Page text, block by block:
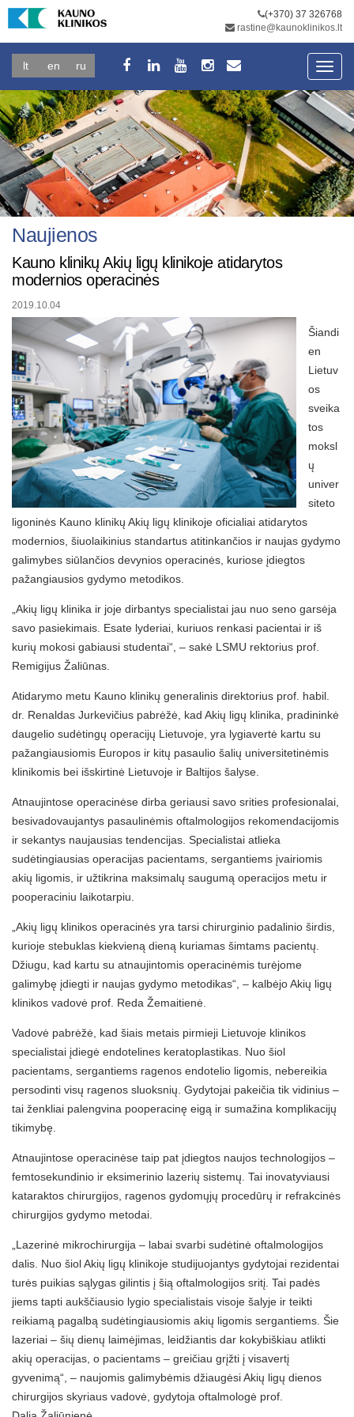
(+370) 37 326768
rastine@kaunoklinikos.lt
lt en ru
Naujienos
Kauno klinikų Akių ligų klinikoje atidarytos
modernios operacinės
2019.10.04
Šiandi
en
Lietuv
os
sveika
tos
moksl
ų
univer
siteto
ligoninės Kauno klinikų Akių ligų klinikoje oficialiai atidarytos
modernios, šiuolaikinius standartus atitinkančios ir naujas gydymo
galimybes siūlančios devynios operacinės, kuriose įdiegtos
pažangiausios gydymo metodikos.
„Akių ligų klinika ir joje dirbantys specialistai jau nuo seno garsėja
savo pasiekimais. Esate lyderiai, kuriuos renkasi pacientai ir iš
kurių mokosi gabiausi studentai“, – sakė LSMU rektorius prof.
Remigijus Žaliūnas.
Atidarymo metu Kauno klinikų generalinis direktorius prof. habil.
dr. Renaldas Jurkevičius pabrėžė, kad Akių ligų klinika, pradininkė
daugelio sudėtingų operacijų Lietuvoje, yra lygiavertė kartu su
pažangiausiomis Europos ir kitų pasaulio šalių universitetinėmis
klinikomis bei išskirtinė Lietuvoje ir Baltijos šalyse.
Atnaujintose operacinėse dirba geriausi savo srities profesionalai,
besivadovaujantys pasaulinėmis oftalmologijos rekomendacijomis
ir sekantys naujausias tendencijas. Specialistai atlieka
sudėtingiausias operacijas pacientams, sergantiems įvairiomis
akių ligomis, ir užtikrina maksimalų saugumą operacijos metu ir
pooperaciniu laikotarpiu.
„Akių ligų klinikos operacinės yra tarsi chirurginio padalinio širdis,
kurioje stebuklas kiekvieną dieną kuriamas šimtams pacientų.
Džiugu, kad kartu su atnaujintomis operacinėmis turėjome
galimybę įdiegti ir naujas gydymo metodikas“, – kalbėjo Akių ligų
klinikos vadovė prof. Reda Žemaitienė.
Vadovė pabrėžė, kad šiais metais pirmieji Lietuvoje klinikos
specialistai įdiegė endotelines keratoplastikas. Nuo šiol
pacientams, sergantiems ragenos endotelio ligomis, nebereikia
persodinti visų ragenos sluoksnių. Gydytojai pakeičia tik vidinius –
tai ženkliai palengvina pooperacinę eigą ir sumažina komplikacijų
tikimybę.
Atnaujintose operacinėse taip pat įdiegtos naujos technologijos –
femtosekundinio ir eksimerinio lazerių sistemų. Tai inovatyviausi
kataraktos chirurgijos, ragenos gydomųjų procedūrų ir refrakcinės
chirurgijos gydymo metodai.
„Lazerinė mikrochirurgija – labai svarbi sudėtinė oftalmologijos
dalis. Nuo šiol Akių ligų klinikoje studijuojantys gydytojai rezidentai
turės puikias sąlygas gilintis į šią oftalmologijos sritį. Tai padės
jiems tapti aukščiausio lygio specialistais visoje šalyje ir teikti
reikiamą pagalbą sudėtingiausiomis akių ligomis sergantiems. Šie
lazeriai – šių dienų laimėjimas, leidžiantis dar kokybiškiau atlikti
akių operacijas, o pacientams – greičiau grįžti į visavertį
gyvenimą“, – naujomis galimybėmis džiaugėsi Akių ligų dienos
chirurgijos skyriaus vadovė, gydytoja oftalmologė prof.